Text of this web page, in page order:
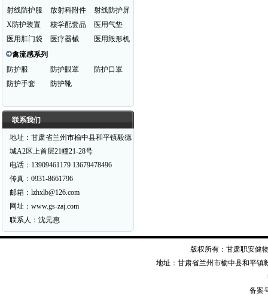
射线防护服
放射科附件
射线防护屏
X防护装置
核学配套品
医用气垫
医用肛门袋
医疗器械
医用毁形机
禽流感系列
防护服
防护眼罩
防护口罩
防护手套
防护靴
联系我们
地址：甘肃省兰州市榆中县和平镇毅德
城A2区上首层21幢21-28号
电话：13909461179 13679478496
传真：0931-8661796
邮箱：lzhxlb@126.com
网址：www.gs-zaj.com
联系人：沈元惠
版权所有：甘肃职安健
地址：甘肃省兰州市榆中县和平镇
备案